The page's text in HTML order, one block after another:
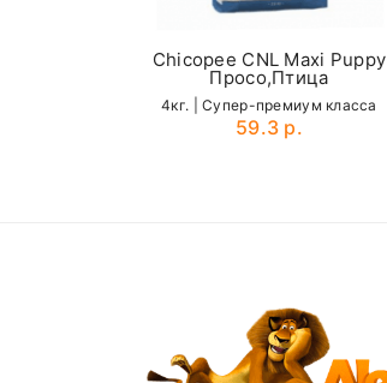
Chicopee CNL Maxi Puppy
Просо,Птица
4кг. | Cупер-премиум класса
59.3 р.